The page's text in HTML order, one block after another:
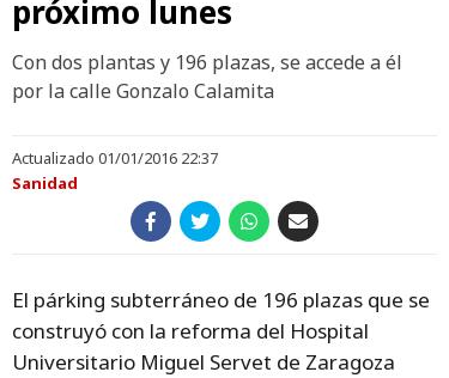
próximo lunes
Con dos plantas y 196 plazas, se accede a él
por la calle Gonzalo Calamita
Actualizado 01/01/2016 22:37
Sanidad
El párking subterráneo de 196 plazas que se
construyó con la reforma del Hospital
Universitario Miguel Servet de Zaragoza